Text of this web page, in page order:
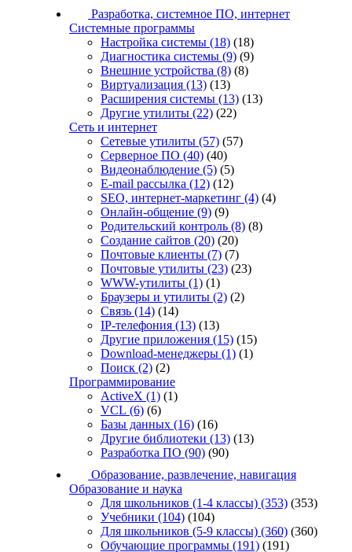
Разработка, системное ПО, интернет
Системные программы
Настройка системы (18) (18)
Диагностика системы (9) (9)
Внешние устройства (8) (8)
Виртуализация (13) (13)
Расширения системы (13) (13)
Другие утилиты (22) (22)
Сеть и интернет
Сетевые утилиты (57) (57)
Серверное ПО (40) (40)
Видеонаблюдение (5) (5)
E-mail рассылка (12) (12)
SEO, интернет-маркетинг (4) (4)
Онлайн-общение (9) (9)
Родительский контроль (8) (8)
Создание сайтов (20) (20)
Почтовые клиенты (7) (7)
Почтовые утилиты (23) (23)
WWW-утилиты (1) (1)
Браузеры и утилиты (2) (2)
Связь (14) (14)
IP-телефония (13) (13)
Другие приложения (15) (15)
Download-менеджеры (1) (1)
Поиск (2) (2)
Программирование
ActiveX (1) (1)
VCL (6) (6)
Базы данных (16) (16)
Другие библиотеки (13) (13)
Разработка ПО (90) (90)
Образование, развлечение, навигация
Образование и наука
Для школьников (1-4 классы) (353) (353)
Учебники (104) (104)
Для школьников (5-9 классы) (360) (360)
Обучающие программы (191) (191)